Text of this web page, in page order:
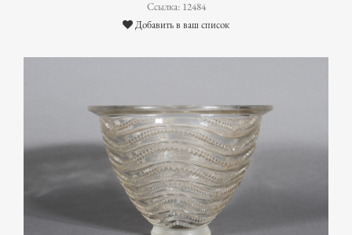
Ссылка: 12484
Добавить в ваш список